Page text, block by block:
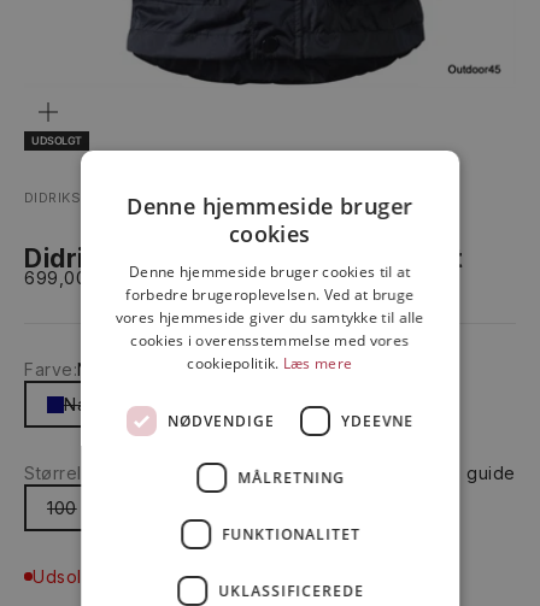
UDSOLGT
DIDRIKSONS
Didriksons Malawarra Kids Jacket
Salgspris
699,00 kr
Farve:Navy
Navy
Størrelse: STØRRELSESOVERSIGT
Size guide
100
Udsolgt
Denne hjemmeside bruger
cookies
Denne hjemmeside bruger cookies til at
forbedre brugeroplevelsen. Ved at bruge
vores hjemmeside giver du samtykke til alle
cookies i overensstemmelse med vores
cookiepolitik. Læs mere
NØDVENDIGE YDEEVNE
MÅLRETNING
FUNKTIONALITET
UKLASSIFICEREDE